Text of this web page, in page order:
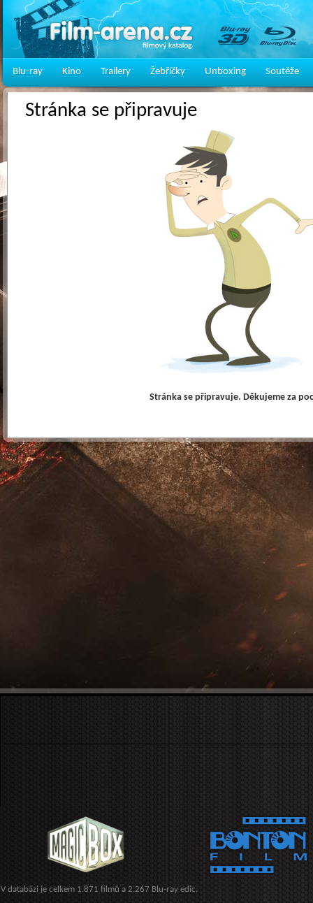
Blu-ray Kino Trailery Žebříčky Unboxing Soutěže
Stránka se připravuje
Stránka se připravuje. Děkujeme za
V databázi je celkem 1.871 filmů a 2.267 Blu-ray edic.